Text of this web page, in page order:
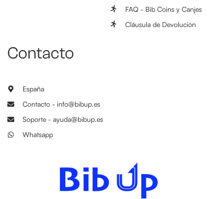
FAQ - Bib Coins y Canjes
Cláusula de Devolución
Contacto
España
Contacto - info@bibup.es
Soporte - ayuda@bibup.es
Whatsapp